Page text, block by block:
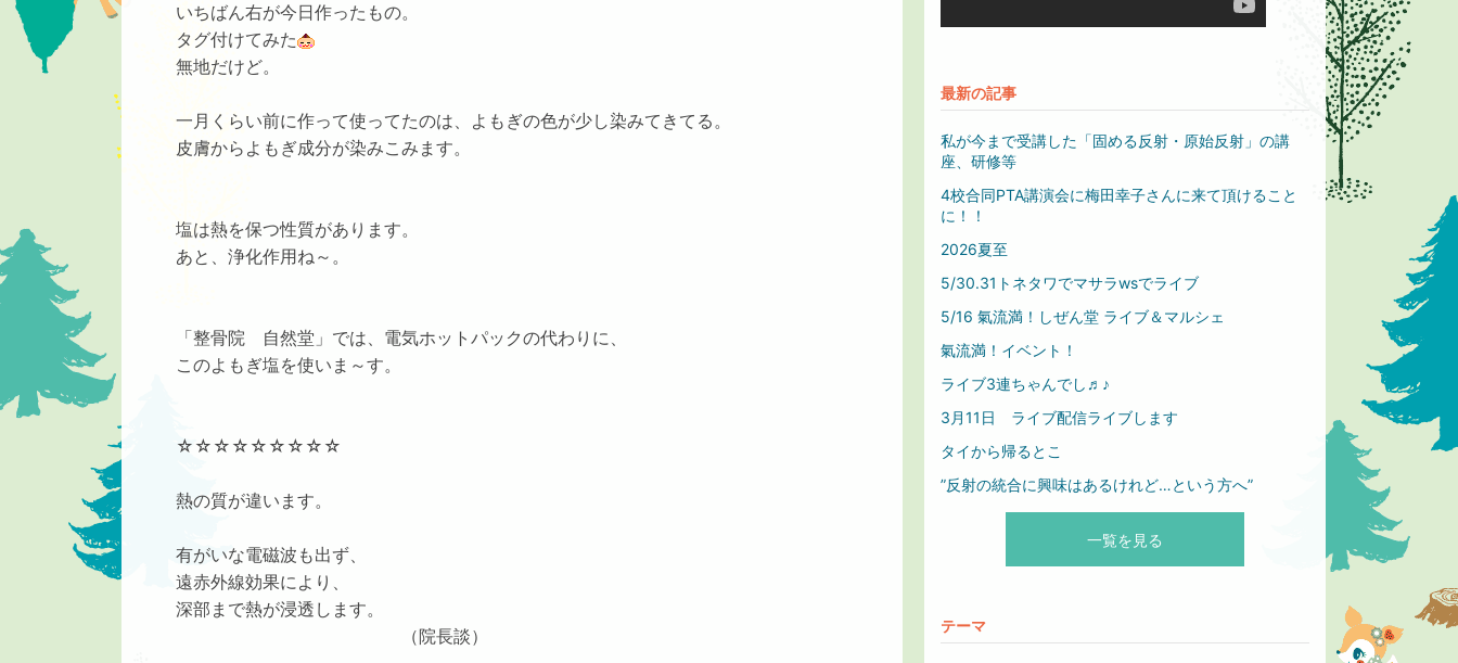
いちばん右が今日作ったもの。
タグ付けてみた
無地だけど。
一月くらい前に作って使ってたのは、よもぎの色が少し染みてきてる。
皮膚からよもぎ成分が染みこみます。
塩は熱を保つ性質があります。
あと、浄化作用ね～。
「整骨院 自然堂」では、電気ホットパックの代わりに、
このよもぎ塩を使いま～す。
☆☆☆☆☆☆☆☆☆
熱の質が違います。
有がいな電磁波も出ず、
遠赤外線効果により、
深部まで熱が浸透します。
（院長談）
最新の記事
私が今まで受講した「固める反射・原始反射」の講
座、研修等
4校合同PTA講演会に梅田幸子さんに来て頂けること
に！！
2026夏至
5/30.31トネタワでマサラwsでライブ
5/16 氣流満！しぜん堂 ライブ＆マルシェ
氣流満！イベント！
ライブ3連ちゃんでし♬♪
3月11日 ライブ配信ライブします
タイから帰るとこ
”反射の統合に興味はあるけれど…という方へ”
一覧を見る
テーマ